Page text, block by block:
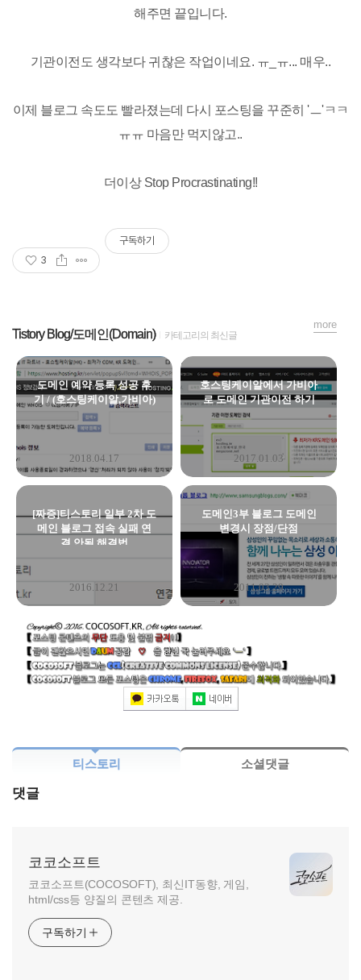
해주면 끝입니다.
기관이전도 생각보다 귀찮은 작업이네요. ㅠ_ㅠ... 매우..
이제 블로그 속도도 빨라졌는데 다시 포스팅을 꾸준히 'ㅡ'ㅋㅋ
ㅠㅠ 마음만 먹지않고..
더이상 Stop Procrastinating!!
3
구독하기
Tistory Blog/도메인(Domain) 카테고리의 최신글
도메인 예약 등록 성공 후
기 / (호스팅케이알,가비아)
2018.04.17
호스팅케이알에서 가비아
로 도메인 기관이전 하기
2017.01.03
[짜증]티스토리 일부 2차 도
메인 블로그 접속 실패 연
결 안됨 해결법
2016.12.21
도메인3부 블로그 도메인
변경시 장점/단점
2011.03.29
more
티스토리 소셜댓글
댓글
코코소프트
코코소프트(COCOSOFT), 최신IT동향, 게임,
html/css등 양질의 콘텐츠 제공.
구독하기